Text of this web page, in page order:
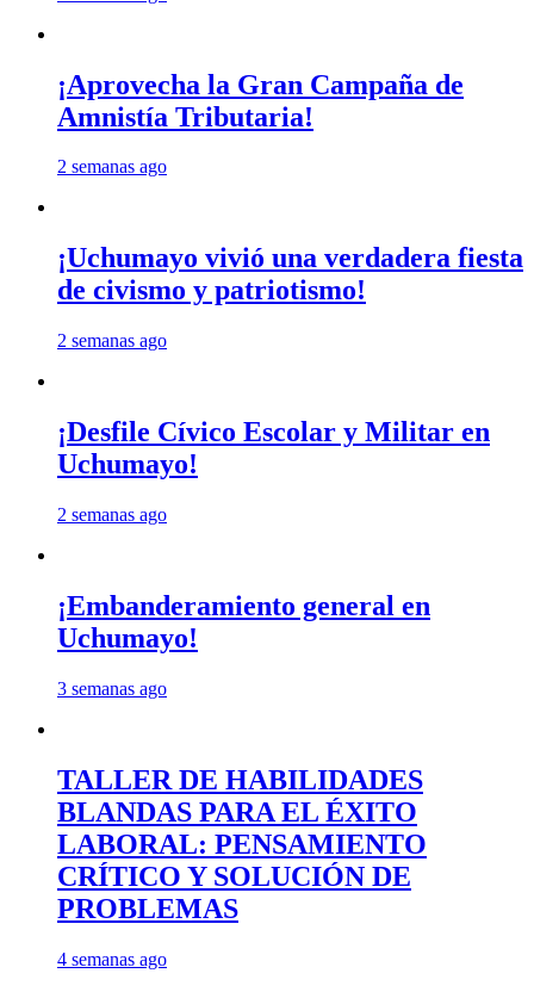
¡Aprovecha la Gran Campaña de
Amnistía Tributaria!
2 semanas ago
¡Uchumayo vivió una verdadera fiesta
de civismo y patriotismo!
2 semanas ago
¡Desfile Cívico Escolar y Militar en
Uchumayo!
2 semanas ago
¡Embanderamiento general en
Uchumayo!
3 semanas ago
TALLER DE HABILIDADES
BLANDAS PARA EL ÉXITO
LABORAL: PENSAMIENTO
CRÍTICO Y SOLUCIÓN DE
PROBLEMAS
4 semanas ago